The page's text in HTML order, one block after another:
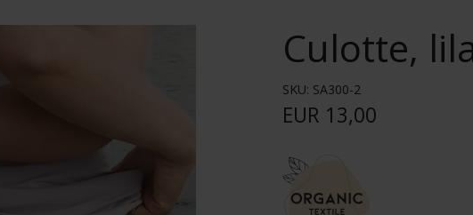
Culotte,
SKU: SA300-2
EUR 13,00